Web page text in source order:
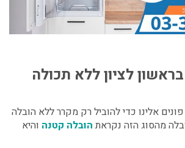
לציון ללא תכולה
אלינו כדי להוביל רק מקרר ללא הובלה
מהסוג הזה נקראת הובלה קטנה והיא